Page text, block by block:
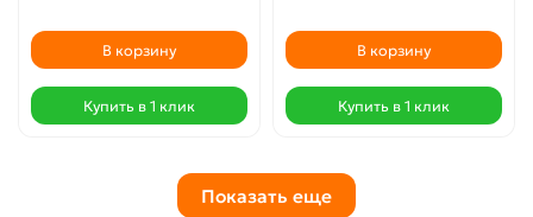
В корзину
Купить в 1 клик
В корзину
Купить в 1 клик
Показать еще